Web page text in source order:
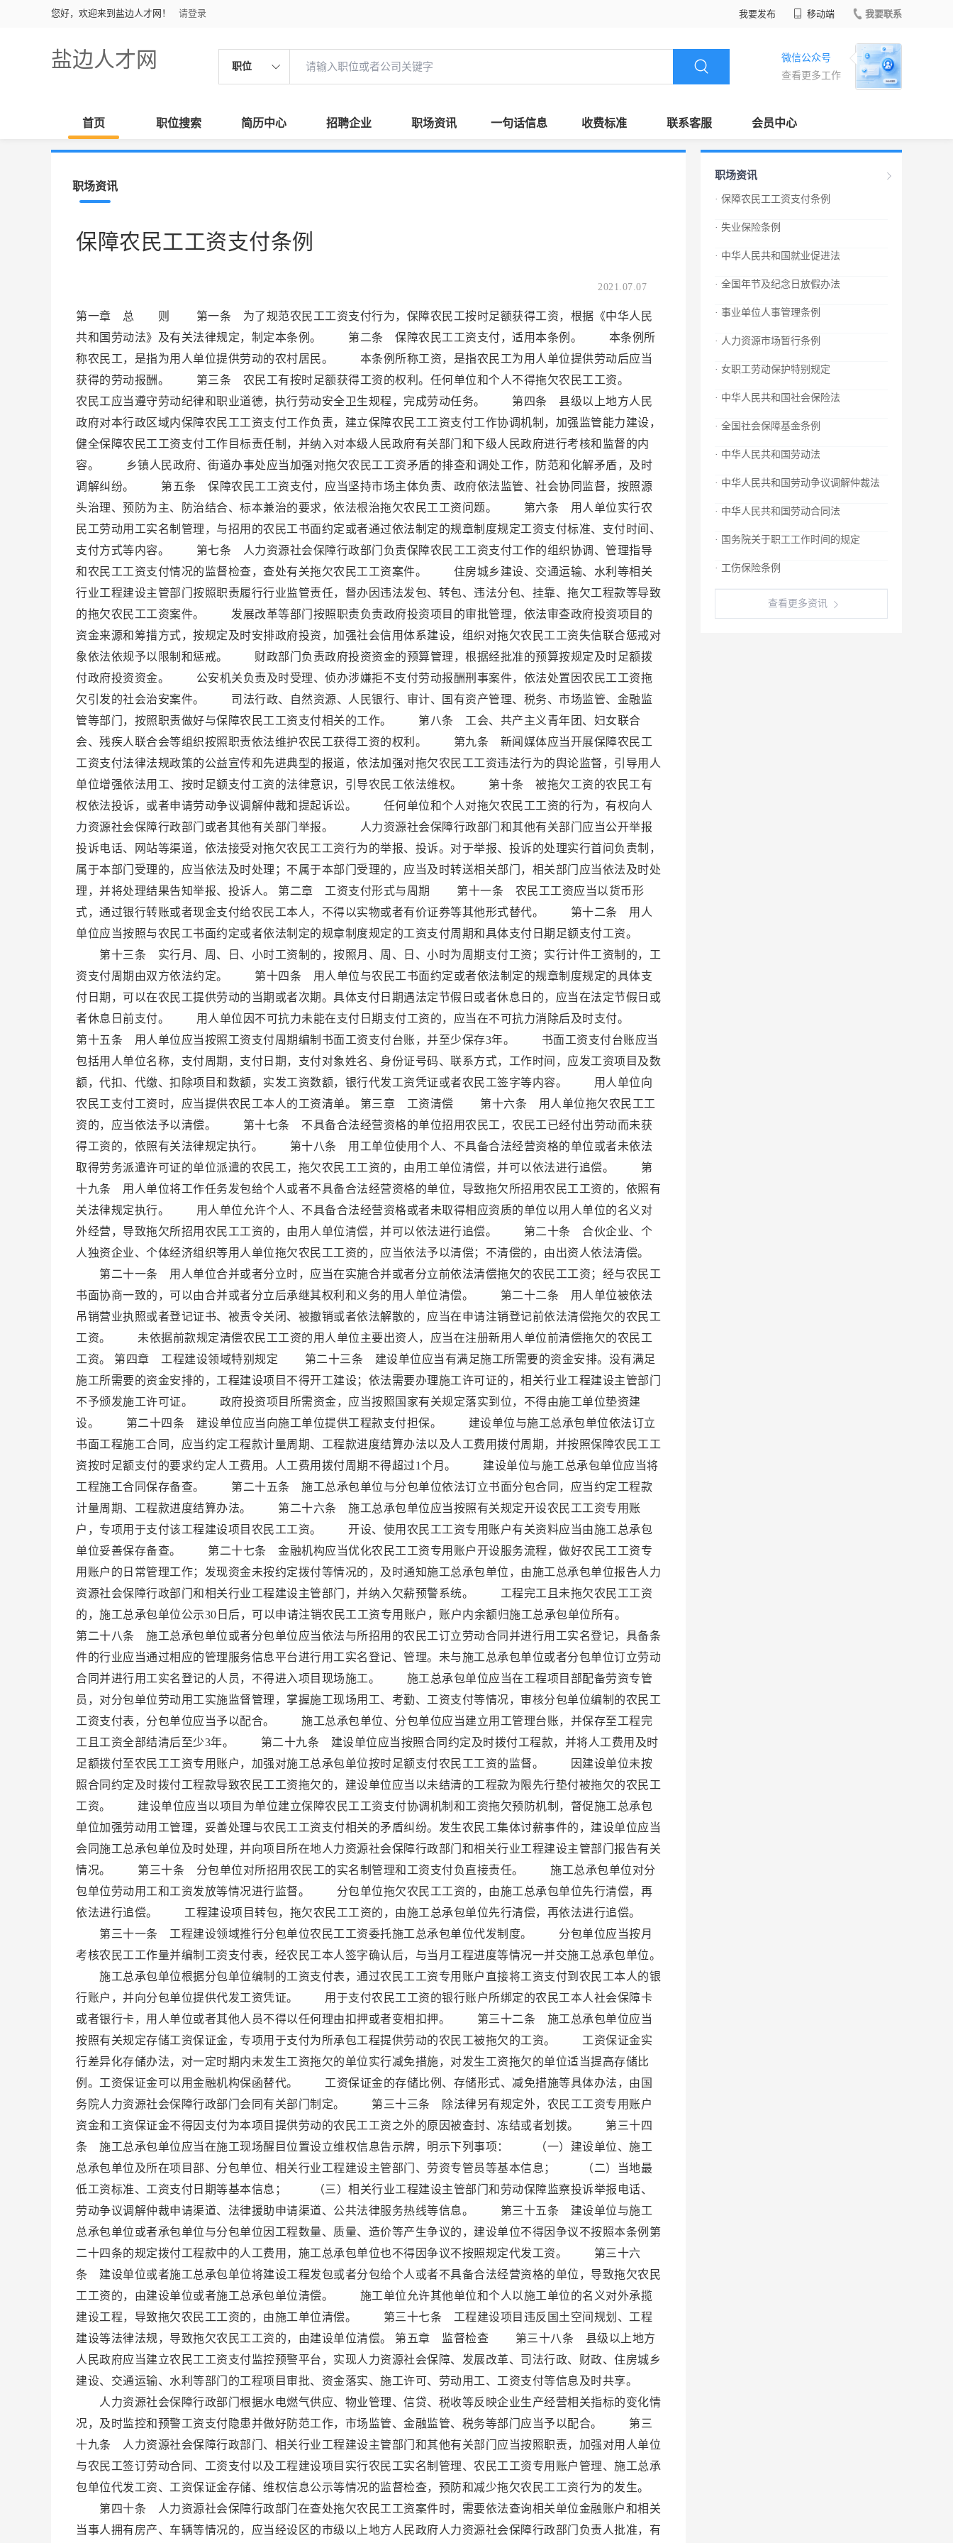
您好，欢迎来到盐边人才网！ 请登录 我要发布 移动端 我要联系
盐边人才网 职位
微信公众号
查看更多工作
首页 职位搜索 简历中心 招聘企业 职场资讯 一句话信息 收费标准 联系客服 会员中心
职场资讯
保障农民工工资支付条例
2021.07.07
第一章 总 则 第一条 为了规范农民工工资支付行为，保障农民工按时足额获得工资，根据《中华人民
共和国劳动法》及有关法律规定，制定本条例。 第二条 保障农民工工资支付，适用本条例。 本条例所
称农民工，是指为用人单位提供劳动的农村居民。 本条例所称工资，是指农民工为用人单位提供劳动后应当
获得的劳动报酬。 第三条 农民工有按时足额获得工资的权利。任何单位和个人不得拖欠农民工工资。
农民工应当遵守劳动纪律和职业道德，执行劳动安全卫生规程，完成劳动任务。 第四条 县级以上地方人民
政府对本行政区域内保障农民工工资支付工作负责，建立保障农民工工资支付工作协调机制，加强监管能力建设，
健全保障农民工工资支付工作目标责任制，并纳入对本级人民政府有关部门和下级人民政府进行考核和监督的内
容。 乡镇人民政府、街道办事处应当加强对拖欠农民工工资矛盾的排查和调处工作，防范和化解矛盾，及时
调解纠纷。 第五条 保障农民工工资支付，应当坚持市场主体负责、政府依法监管、社会协同监督，按照源
头治理、预防为主、防治结合、标本兼治的要求，依法根治拖欠农民工工资问题。 第六条 用人单位实行农
民工劳动用工实名制管理，与招用的农民工书面约定或者通过依法制定的规章制度规定工资支付标准、支付时间、
支付方式等内容。 第七条 人力资源社会保障行政部门负责保障农民工工资支付工作的组织协调、管理指导
和农民工工资支付情况的监督检查，查处有关拖欠农民工工资案件。 住房城乡建设、交通运输、水利等相关
行业工程建设主管部门按照职责履行行业监管责任，督办因违法发包、转包、违法分包、挂靠、拖欠工程款等导致
的拖欠农民工工资案件。 发展改革等部门按照职责负责政府投资项目的审批管理，依法审查政府投资项目的
资金来源和筹措方式，按规定及时安排政府投资，加强社会信用体系建设，组织对拖欠农民工工资失信联合惩戒对
象依法依规予以限制和惩戒。 财政部门负责政府投资资金的预算管理，根据经批准的预算按规定及时足额拨
付政府投资资金。 公安机关负责及时受理、侦办涉嫌拒不支付劳动报酬刑事案件，依法处置因农民工工资拖
欠引发的社会治安案件。 司法行政、自然资源、人民银行、审计、国有资产管理、税务、市场监管、金融监
管等部门，按照职责做好与保障农民工工资支付相关的工作。 第八条 工会、共产主义青年团、妇女联合
会、残疾人联合会等组织按照职责依法维护农民工获得工资的权利。 第九条 新闻媒体应当开展保障农民工
工资支付法律法规政策的公益宣传和先进典型的报道，依法加强对拖欠农民工工资违法行为的舆论监督，引导用人
单位增强依法用工、按时足额支付工资的法律意识，引导农民工依法维权。 第十条 被拖欠工资的农民工有
权依法投诉，或者申请劳动争议调解仲裁和提起诉讼。 任何单位和个人对拖欠农民工工资的行为，有权向人
力资源社会保障行政部门或者其他有关部门举报。 人力资源社会保障行政部门和其他有关部门应当公开举报
投诉电话、网站等渠道，依法接受对拖欠农民工工资行为的举报、投诉。对于举报、投诉的处理实行首问负责制，
属于本部门受理的，应当依法及时处理；不属于本部门受理的，应当及时转送相关部门，相关部门应当依法及时处
理，并将处理结果告知举报、投诉人。 第二章 工资支付形式与周期 第十一条 农民工工资应当以货币形
式，通过银行转账或者现金支付给农民工本人，不得以实物或者有价证券等其他形式替代。 第十二条 用人
单位应当按照与农民工书面约定或者依法制定的规章制度规定的工资支付周期和具体支付日期足额支付工资。
第十三条 实行月、周、日、小时工资制的，按照月、周、日、小时为周期支付工资；实行计件工资制的，工
资支付周期由双方依法约定。 第十四条 用人单位与农民工书面约定或者依法制定的规章制度规定的具体支
付日期，可以在农民工提供劳动的当期或者次期。具体支付日期遇法定节假日或者休息日的，应当在法定节假日或
者休息日前支付。 用人单位因不可抗力未能在支付日期支付工资的，应当在不可抗力消除后及时支付。
第十五条 用人单位应当按照工资支付周期编制书面工资支付台账，并至少保存3年。 书面工资支付台账应当
包括用人单位名称，支付周期，支付日期，支付对象姓名、身份证号码、联系方式，工作时间，应发工资项目及数
额，代扣、代缴、扣除项目和数额，实发工资数额，银行代发工资凭证或者农民工签字等内容。 用人单位向
农民工支付工资时，应当提供农民工本人的工资清单。 第三章 工资清偿 第十六条 用人单位拖欠农民工工
资的，应当依法予以清偿。 第十七条 不具备合法经营资格的单位招用农民工，农民工已经付出劳动而未获
得工资的，依照有关法律规定执行。 第十八条 用工单位使用个人、不具备合法经营资格的单位或者未依法
取得劳务派遣许可证的单位派遣的农民工，拖欠农民工工资的，由用工单位清偿，并可以依法进行追偿。 第
十九条 用人单位将工作任务发包给个人或者不具备合法经营资格的单位，导致拖欠所招用农民工工资的，依照有
关法律规定执行。 用人单位允许个人、不具备合法经营资格或者未取得相应资质的单位以用人单位的名义对
外经营，导致拖欠所招用农民工工资的，由用人单位清偿，并可以依法进行追偿。 第二十条 合伙企业、个
人独资企业、个体经济组织等用人单位拖欠农民工工资的，应当依法予以清偿；不清偿的，由出资人依法清偿。
第二十一条 用人单位合并或者分立时，应当在实施合并或者分立前依法清偿拖欠的农民工工资；经与农民工
书面协商一致的，可以由合并或者分立后承继其权利和义务的用人单位清偿。 第二十二条 用人单位被依法
吊销营业执照或者登记证书、被责令关闭、被撤销或者依法解散的，应当在申请注销登记前依法清偿拖欠的农民工
工资。 未依据前款规定清偿农民工工资的用人单位主要出资人，应当在注册新用人单位前清偿拖欠的农民工
工资。 第四章 工程建设领域特别规定 第二十三条 建设单位应当有满足施工所需要的资金安排。没有满足
施工所需要的资金安排的，工程建设项目不得开工建设；依法需要办理施工许可证的，相关行业工程建设主管部门
不予颁发施工许可证。 政府投资项目所需资金，应当按照国家有关规定落实到位，不得由施工单位垫资建
设。 第二十四条 建设单位应当向施工单位提供工程款支付担保。 建设单位与施工总承包单位依法订立
书面工程施工合同，应当约定工程款计量周期、工程款进度结算办法以及人工费用拨付周期，并按照保障农民工工
资按时足额支付的要求约定人工费用。人工费用拨付周期不得超过1个月。 建设单位与施工总承包单位应当将
工程施工合同保存备查。 第二十五条 施工总承包单位与分包单位依法订立书面分包合同，应当约定工程款
计量周期、工程款进度结算办法。 第二十六条 施工总承包单位应当按照有关规定开设农民工工资专用账
户，专项用于支付该工程建设项目农民工工资。 开设、使用农民工工资专用账户有关资料应当由施工总承包
单位妥善保存备查。 第二十七条 金融机构应当优化农民工工资专用账户开设服务流程，做好农民工工资专
用账户的日常管理工作；发现资金未按约定拨付等情况的，及时通知施工总承包单位，由施工总承包单位报告人力
资源社会保障行政部门和相关行业工程建设主管部门，并纳入欠薪预警系统。 工程完工且未拖欠农民工工资
的，施工总承包单位公示30日后，可以申请注销农民工工资专用账户，账户内余额归施工总承包单位所有。
第二十八条 施工总承包单位或者分包单位应当依法与所招用的农民工订立劳动合同并进行用工实名登记，具备条
件的行业应当通过相应的管理服务信息平台进行用工实名登记、管理。未与施工总承包单位或者分包单位订立劳动
合同并进行用工实名登记的人员，不得进入项目现场施工。 施工总承包单位应当在工程项目部配备劳资专管
员，对分包单位劳动用工实施监督管理，掌握施工现场用工、考勤、工资支付等情况，审核分包单位编制的农民工
工资支付表，分包单位应当予以配合。 施工总承包单位、分包单位应当建立用工管理台账，并保存至工程完
工且工资全部结清后至少3年。 第二十九条 建设单位应当按照合同约定及时拨付工程款，并将人工费用及时
足额拨付至农民工工资专用账户，加强对施工总承包单位按时足额支付农民工工资的监督。 因建设单位未按
照合同约定及时拨付工程款导致农民工工资拖欠的，建设单位应当以未结清的工程款为限先行垫付被拖欠的农民工
工资。 建设单位应当以项目为单位建立保障农民工工资支付协调机制和工资拖欠预防机制，督促施工总承包
单位加强劳动用工管理，妥善处理与农民工工资支付相关的矛盾纠纷。发生农民工集体讨薪事件的，建设单位应当
会同施工总承包单位及时处理，并向项目所在地人力资源社会保障行政部门和相关行业工程建设主管部门报告有关
情况。 第三十条 分包单位对所招用农民工的实名制管理和工资支付负直接责任。 施工总承包单位对分
包单位劳动用工和工资发放等情况进行监督。 分包单位拖欠农民工工资的，由施工总承包单位先行清偿，再
依法进行追偿。 工程建设项目转包，拖欠农民工工资的，由施工总承包单位先行清偿，再依法进行追偿。
第三十一条 工程建设领域推行分包单位农民工工资委托施工总承包单位代发制度。 分包单位应当按月
考核农民工工作量并编制工资支付表，经农民工本人签字确认后，与当月工程进度等情况一并交施工总承包单位。
施工总承包单位根据分包单位编制的工资支付表，通过农民工工资专用账户直接将工资支付到农民工本人的银
行账户，并向分包单位提供代发工资凭证。 用于支付农民工工资的银行账户所绑定的农民工本人社会保障卡
或者银行卡，用人单位或者其他人员不得以任何理由扣押或者变相扣押。 第三十二条 施工总承包单位应当
按照有关规定存储工资保证金，专项用于支付为所承包工程提供劳动的农民工被拖欠的工资。 工资保证金实
行差异化存储办法，对一定时期内未发生工资拖欠的单位实行减免措施，对发生工资拖欠的单位适当提高存储比
例。工资保证金可以用金融机构保函替代。 工资保证金的存储比例、存储形式、减免措施等具体办法，由国
务院人力资源社会保障行政部门会同有关部门制定。 第三十三条 除法律另有规定外，农民工工资专用账户
资金和工资保证金不得因支付为本项目提供劳动的农民工工资之外的原因被查封、冻结或者划拨。 第三十四
条 施工总承包单位应当在施工现场醒目位置设立维权信息告示牌，明示下列事项： （一）建设单位、施工
总承包单位及所在项目部、分包单位、相关行业工程建设主管部门、劳资专管员等基本信息； （二）当地最
低工资标准、工资支付日期等基本信息； （三）相关行业工程建设主管部门和劳动保障监察投诉举报电话、
劳动争议调解仲裁申请渠道、法律援助申请渠道、公共法律服务热线等信息。 第三十五条 建设单位与施工
总承包单位或者承包单位与分包单位因工程数量、质量、造价等产生争议的，建设单位不得因争议不按照本条例第
二十四条的规定拨付工程款中的人工费用，施工总承包单位也不得因争议不按照规定代发工资。 第三十六
条 建设单位或者施工总承包单位将建设工程发包或者分包给个人或者不具备合法经营资格的单位，导致拖欠农民
工工资的，由建设单位或者施工总承包单位清偿。 施工单位允许其他单位和个人以施工单位的名义对外承揽
建设工程，导致拖欠农民工工资的，由施工单位清偿。 第三十七条 工程建设项目违反国土空间规划、工程
建设等法律法规，导致拖欠农民工工资的，由建设单位清偿。 第五章 监督检查 第三十八条 县级以上地方
人民政府应当建立农民工工资支付监控预警平台，实现人力资源社会保障、发展改革、司法行政、财政、住房城乡
建设、交通运输、水利等部门的工程项目审批、资金落实、施工许可、劳动用工、工资支付等信息及时共享。
人力资源社会保障行政部门根据水电燃气供应、物业管理、信贷、税收等反映企业生产经营相关指标的变化情
况，及时监控和预警工资支付隐患并做好防范工作，市场监管、金融监管、税务等部门应当予以配合。 第三
十九条 人力资源社会保障行政部门、相关行业工程建设主管部门和其他有关部门应当按照职责，加强对用人单位
与农民工签订劳动合同、工资支付以及工程建设项目实行农民工实名制管理、农民工工资专用账户管理、施工总承
包单位代发工资、工资保证金存储、维权信息公示等情况的监督检查，预防和减少拖欠农民工工资行为的发生。
第四十条 人力资源社会保障行政部门在查处拖欠农民工工资案件时，需要依法查询相关单位金融账户和相关
当事人拥有房产、车辆等情况的，应当经设区的市级以上地方人民政府人力资源社会保障行政部门负责人批准，有
职场资讯
· 保障农民工工资支付条例
· 失业保险条例
· 中华人民共和国就业促进法
· 全国年节及纪念日放假办法
· 事业单位人事管理条例
· 人力资源市场暂行条例
· 女职工劳动保护特别规定
· 中华人民共和国社会保险法
· 全国社会保障基金条例
· 中华人民共和国劳动法
· 中华人民共和国劳动争议调解仲裁法
· 中华人民共和国劳动合同法
· 国务院关于职工工作时间的规定
· 工伤保险条例
查看更多资讯